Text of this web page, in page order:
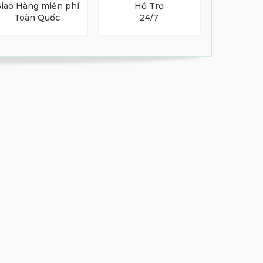
Hàng miễn phí
Toàn Quốc
Hỗ Trợ
24/7